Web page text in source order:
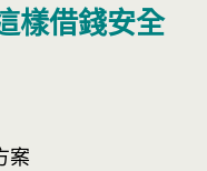
樣借錢安全
案